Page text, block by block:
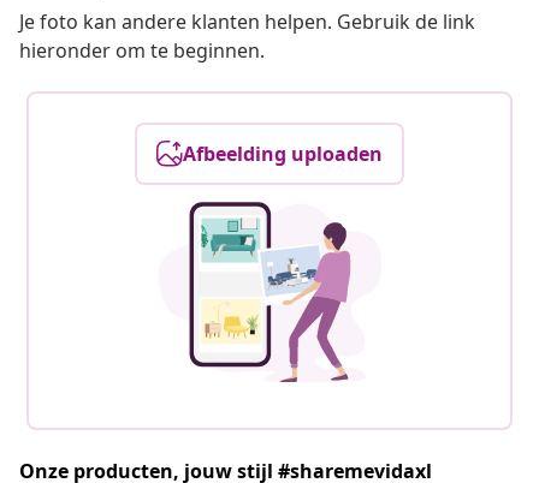
Je foto kan andere klanten helpen. Gebruik de link
hieronder om te beginnen.
Afbeelding uploaden
Onze producten, jouw stijl #sharemevidaxl